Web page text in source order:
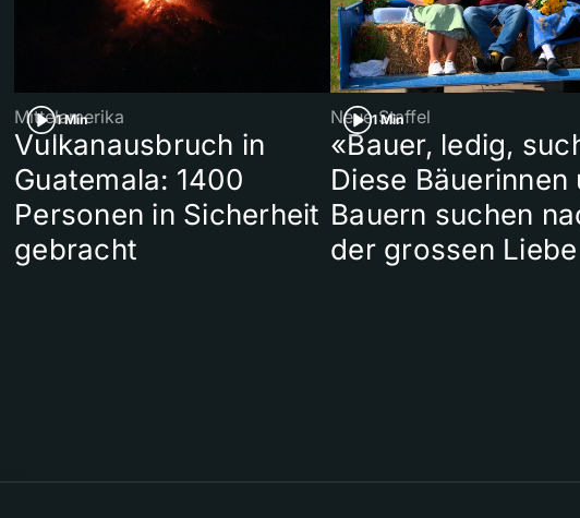
1 Min
Mittelamerika
Vulkanausbruch in
Guatemala: 1400
Personen in Sicherheit
gebracht
1 Min
Neue Staffel
«Bauer, ledig,
Diese Bäuerinnen
Bauern suchen
der grossen Liebe